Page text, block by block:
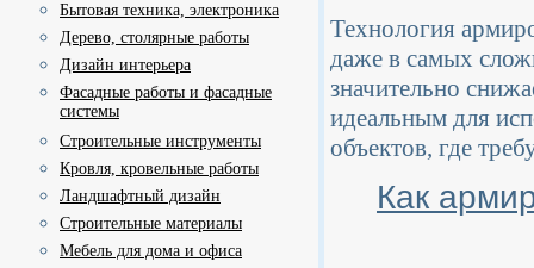
Бытовая техника, электроника
Дерево, столярные работы
Дизайн интерьера
Фасадные работы и фасадные
системы
Строительные инструменты
Кровля, кровельные работы
Ландшафтный дизайн
Строительные материалы
Мебель для дома и офиса
Технология
даже в самых
значительно
идеальным для
объектов, где
Как